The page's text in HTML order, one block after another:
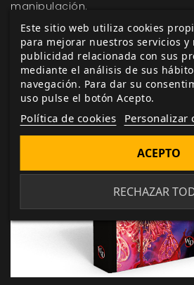
manipulación.
Este sitio web utiliza cookies
para mejorar nuestros servicios y
publicidad relacionada con sus
mediante el análisis de sus
navegación. Para dar su
uso pulse el botón Acepto.
Política de cookies Personalizar
RECHAZAR
ACEPTO